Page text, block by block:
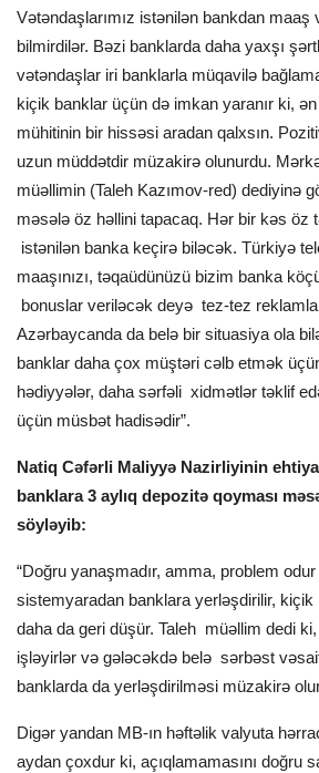
Vətəndaşlarımız istənilən bankdan maaş
bilmirdilər. Bəzi banklarda daha yaxşı
vətəndaşlar iri banklarla müqavilə
kiçik banklar üçün də imkan yaranır ki,
mühitinin bir hissəsi aradan qalxsın.
uzun müddətdir müzakirə olunurdu.
müəllimin (Taleh Kazımov-red) dediyinə
məsələ öz həllini tapacaq. Hər bir kəs öz
istənilən banka keçirə biləcək. Türkiyə
maaşınızı, təqaüdünüzü bizim banka
bonuslar veriləcək deyə tez-tez
Azərbaycanda da belə bir situasiya ola
banklar daha çox müştəri cəlb etmək
hədiyyələr, daha sərfəli xidmətlər təklif
üçün müsbət hadisədir”.
Natiq Cəfərli Maliyyə Nazirliyinin
banklara 3 aylıq depozitə qoyması
söyləyib:
“Doğru yanaşmadır, amma, problem
sistemyaradan banklara yerləşdirilir, kiçik
daha da geri düşür. Taleh müəllim dedi
işləyirlər və gələcəkdə belə sərbəst
banklarda da yerləşdirilməsi müzakirə
Digər yandan MB-ın həftəlik valyuta
aydan çoxdur ki, açıqlamamasını doğru